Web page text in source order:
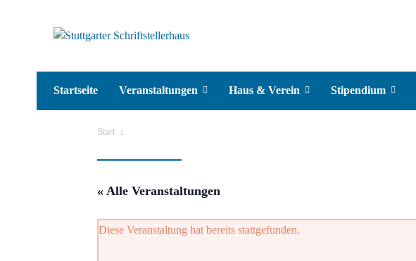
Startseite Veranstaltungen Haus & Verein Stipendium
Start
« Alle Veranstaltungen
Diese Veranstaltung hat bereits stattgefunden.